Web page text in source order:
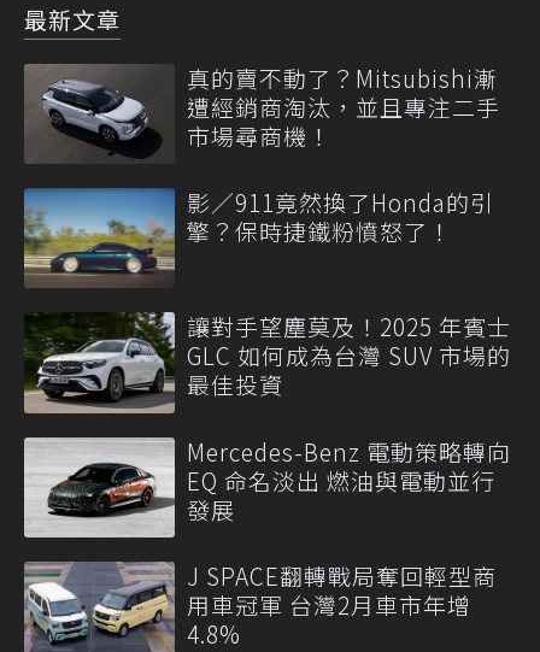
最新文章
真的賣不動了？Mitsubishi漸
遭經銷商淘汰，並且專注二手
市場尋商機！
影／911竟然換了Honda的引
擎？保時捷鐵粉憤怒了！
讓對手望塵莫及！2025 年賓士
GLC 如何成為台灣 SUV 市場的
最佳投資
Mercedes-Benz 電動策略轉向
EQ 命名淡出 燃油與電動並行
發展
J SPACE翻轉戰局奪回輕型商
用車冠軍 台灣2月車市年增
4.8%